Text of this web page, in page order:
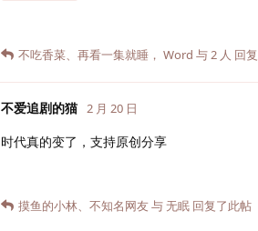
不吃香菜、 再看一集就睡 ， Word 与2 人 回
不爱追剧的猫 2 月 20 日
时代真的变了，支持原创分享
摸鱼的小林、 不知名网友与无眠 回复了此帖